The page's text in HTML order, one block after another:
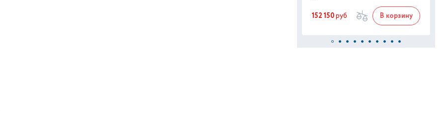
152 150руб В корзину